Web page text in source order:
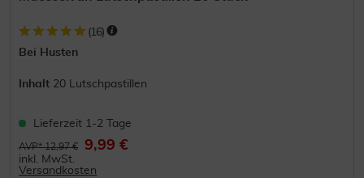
(16)
Bei Husten
Inhalt 20 Lutschpastillen
Lieferzeit 1-2 Tage
AVP* 12,97 € 9,99 €
inkl. MwSt.
Versandkosten